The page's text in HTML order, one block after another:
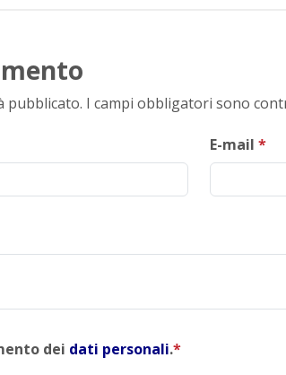
pubblicato. I campi obbligatori sono
E-mail *
dei dati personali.*